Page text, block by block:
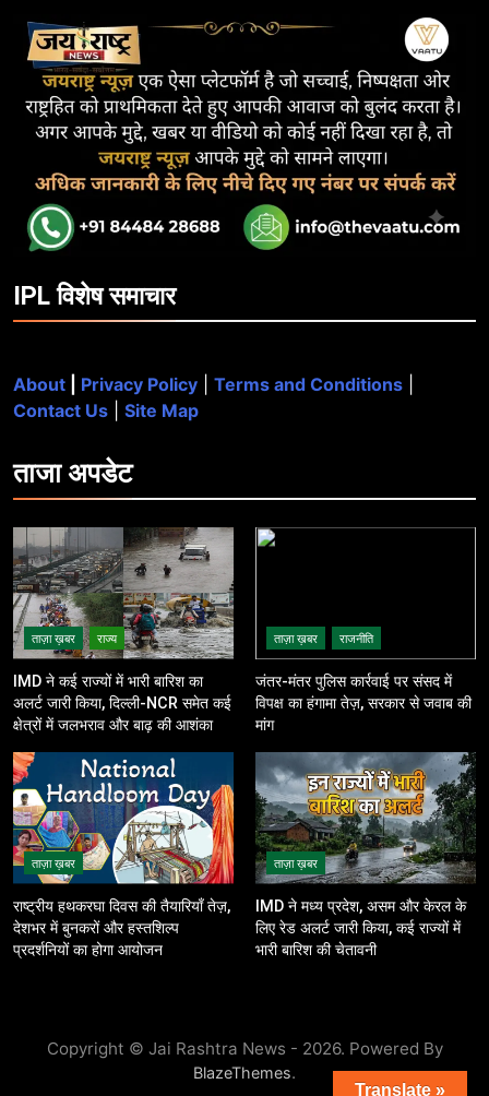
IPL विशेष समाचार
About Privacy Policy Terms and Conditions
Contact Us
Site Map
ताजाअपडेट
ताज़ा ख़बर राज्य
IMD ने कई राज्यों में भारी बारिश का
अलर्ट जारी किया, दिल्ली-NCR समेत कई
क्षेत्रों में जलभराव और बाढ़ की आशंका
ताज़ा ख़बर राजनीति
जंतर-मंतर पुलिस कार्रवाई पर संसद में
विपक्ष का हंगामा तेज़, सरकार से जवाब की
मांग
ताज़ा ख़बर
राष्ट्रीय हथकरघा दिवस की तैयारियाँ तेज़,
देशभर में बुनकरों और हस्तशिल्प
प्रदर्शनियों का होगा आयोजन
ताज़ा ख़बर
IMD ने मध्य प्रदेश, असम और केरल के
लिए रेड अलर्ट जारी किया, कई राज्यों में
भारी बारिश की चेतावनी
Copyright © Jai Rashtra News - 2026. Powered By
BlazeThemes.
Translate »